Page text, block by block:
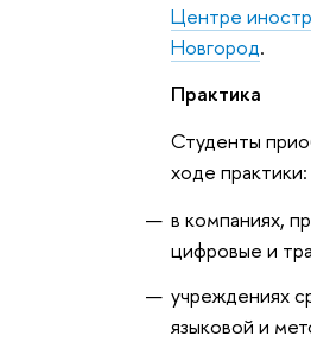
Центре
Новгород.
Практика
Студенты
ходе практики:
в компаниях,
цифровые и
учреждениях
языковой и